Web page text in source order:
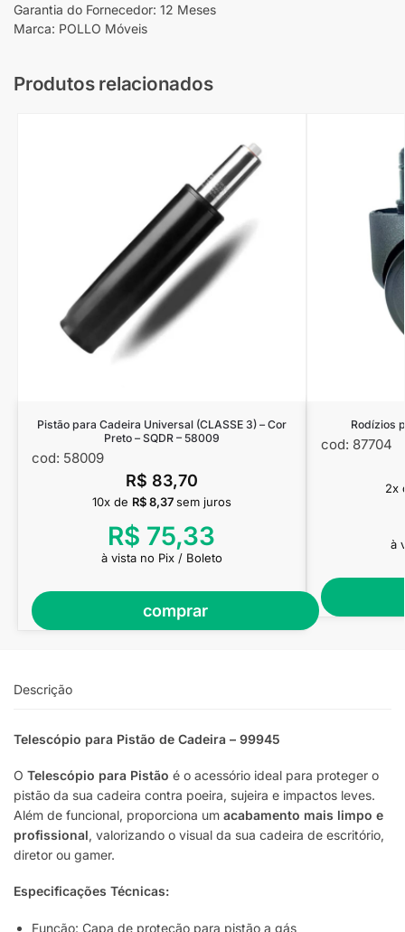
Garantia do Fornecedor: 12 Meses
Marca: POLLO Móveis
Produtos relacionados
Pistão para Cadeira Universal (CLASSE 3) – Cor
Preto – SQDR – 58009
cod: 58009
R$ 83,70
comprar
10x de R$8,37 sem juros
R$ 75,33
à vista no Pix / Boleto
Rodízios
cod: 87704
2x
à
Descrição
Telescópio para Pistão de Cadeira – 99945
O Telescópio para Pistão é o acessório ideal para proteger o
pistão da sua cadeira contra poeira, sujeira e impactos leves.
Além de funcional, proporciona um acabamento mais limpo e
profissional, valorizando o visual da sua cadeira de escritório,
diretor ou gamer.
Especificações Técnicas:
Função: Capa de proteção para pistão a gás